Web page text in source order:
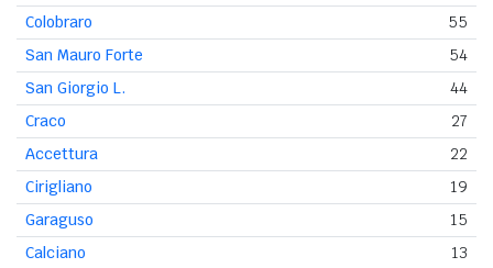
Colobraro
55
San Mauro Forte
54
San Giorgio L.
44
Craco
27
Accettura
22
Cirigliano
19
Garaguso
15
Calciano
13